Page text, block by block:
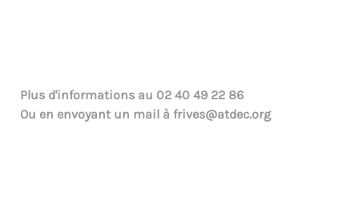
Plus d'informations au 02 40 49 22 86
Ou en envoyant un mail à frives@atdec.org